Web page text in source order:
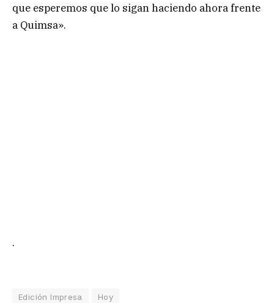
que esperemos que lo sigan haciendo ahora frente
a Quimsa».
.
Edición Impresa Hoy